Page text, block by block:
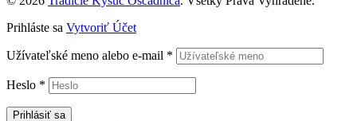
Prihláste sa Vytvoriť Účet
Užívateľské meno alebo e-mail *
Heslo *
Prihlásiť sa